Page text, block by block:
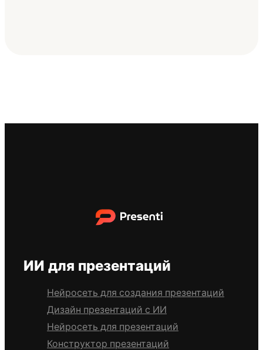
ИИ для презентаций
Нейросеть для создания презентаций
Дизайн презентаций с ИИ
Нейросеть для презентаций
Конструктор презентаций